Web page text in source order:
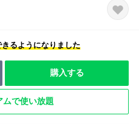
るようになりました
購入する
ムで使い放題